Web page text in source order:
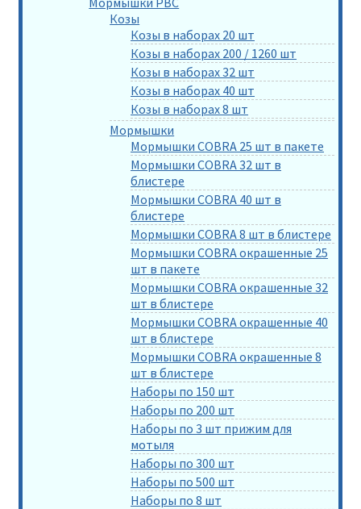
Козы
Козы в наборах 20 шт
Козы в наборах 200 / 1260 шт
Козы в наборах 32 шт
Козы в наборах 40 шт
Козы в наборах 8 шт
Мормышки
Мормышки COBRA 25 шт в пакете
Мормышки COBRA 32 шт в
блистере
Мормышки COBRA 40 шт в
блистере
Мормышки COBRA 8 шт в блистере
Мормышки COBRA окрашенные 25
шт в пакете
Мормышки COBRA окрашенные 32
шт в блистере
Мормышки COBRA окрашенные 40
шт в блистере
Мормышки COBRA окрашенные 8
шт в блистере
Наборы по 150 шт
Наборы по 200 шт
Наборы по 3 шт прижим для
мотыля
Наборы по 300 шт
Наборы по 500 шт
Наборы по 8 шт